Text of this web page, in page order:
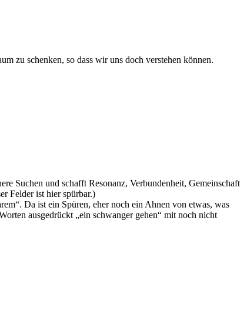
zu schenken, so dass wir uns doch verstehen können.
Suchen und schafft Resonanz, Verbundenheit, Gemeinschaft
Felder ist hier spürbar.)
Da ist ein Spüren, eher noch ein Ahnen von etwas, was
ausgedrückt „ein schwanger gehen“ mit noch nicht